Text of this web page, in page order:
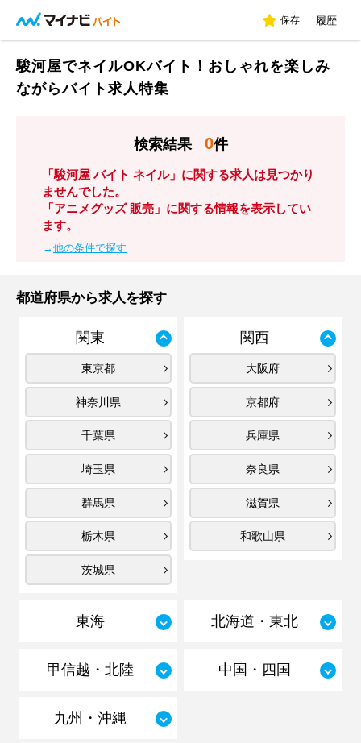
保存 履歴
駿河屋でネイルOKバイト！おしゃれを楽しみ
ながらバイト求人特集
検索結果 0件
「駿河屋 バイト ネイル」に関する求人は見つかり
ませんでした。
「アニメグッズ 販売」に関する情報を表示してい
ます。
→他の条件で探す
都道府県から求人を探す
関東
東京都
神奈川県
千葉県
埼玉県
群馬県
栃木県
茨城県
関西
大阪府
京都府
兵庫県
奈良県
滋賀県
和歌山県
東海 北海道・東北
甲信越・北陸 中国・四国
九州・沖縄